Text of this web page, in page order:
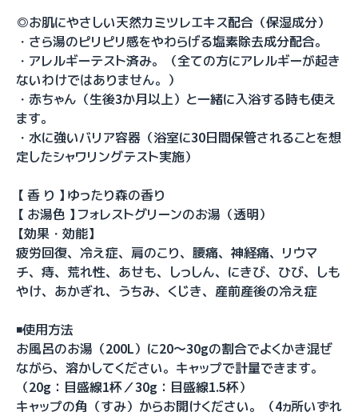
◎お肌にやさしい天然カミツレエキス配合（保湿成分）
・さら湯のピリピリ感をやわらげる塩素除去成分配合。
・アレルギーテスト済み。（全ての方にアレルギーが起き
ないわけではありません。）
・赤ちゃん（生後3か月以上）と一緒に入浴する時も使え
ます。
・水に強いバリア容器（浴室に30日間保管されることを想
定したシャワリングテスト実施）
【 香 り 】ゆったり森の香り
【 お湯色 】フォレストグリーンのお湯（透明）
【効果・効能】
疲労回復、冷え症、肩のこり、腰痛、神経痛、リウマ
チ、痔、荒れ性、あせも、しっしん、にきび、ひび、しも
やけ、あかぎれ、うちみ、くじき、産前産後の冷え症
◾️使用方法
お風呂のお湯（200L）に20～30gの割合でよくかき混ぜ
ながら、溶かしてください。キャップで計量できます。
（20g：目盛線1杯／30g：目盛線1.5杯）
キャップの角（すみ）からお開けください。（4ヵ所いずれ